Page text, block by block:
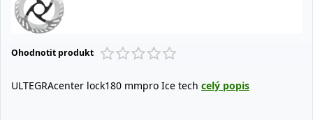
Ohodnotit produkt
ULTEGRAcenter lock180 mmpro Ice tech celý popis